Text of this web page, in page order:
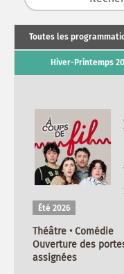
Toutes les
Hiver-Printemps
Été 2026
Théâtre • Comédie
Ouverture des
assignées